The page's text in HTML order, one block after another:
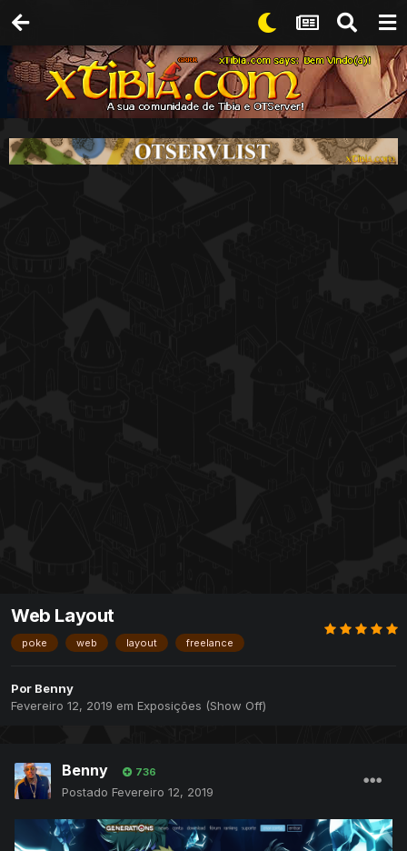
Web Layout
poke web layout freelance
Por Benny
Fevereiro 12, 2019 em Exposições (Show Off)
Benny 736
Postado Fevereiro 12, 2019